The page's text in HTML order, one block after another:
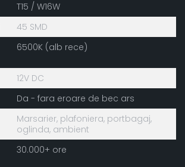
T15 / W16W
45 SMD
6500K (alb rece)
12V DC
Da - fara eroare de bec ars
Marsarier, plafoniera, portbagaj,
oglinda, ambient
30.000+ ore